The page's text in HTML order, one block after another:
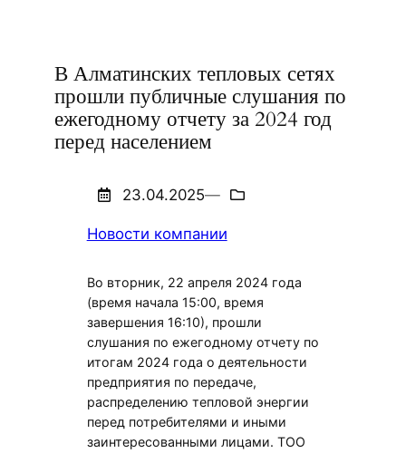
В Алматинских тепловых сетях
прошли публичные слушания по
ежегодному отчету за 2024 год
перед населением
23.04.2025—
Новости компании
Во вторник, 22 апреля 2024 года
(время начала 15:00, время
завершения 16:10), прошли
слушания по ежегодному отчету по
итогам 2024 года о деятельности
предприятия по передаче,
распределению тепловой энергии
перед потребителями и иными
заинтересованными лицами. ТОО